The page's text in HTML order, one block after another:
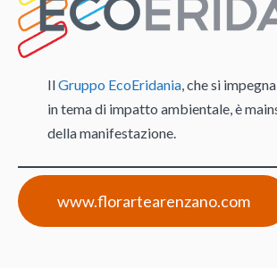
IlGruppo EcoEridania, che si
in tema di impatto ambientale, è
della manifestazione.
www.florartearenzano.com